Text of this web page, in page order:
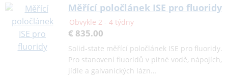
Měřící poločlánek ISE pro fluoridy
Obvykle 2 - 4 týdny
€ 835.00
Solid-state měřící poločlánek ISE pro fluoridy.
Pro stanovení fluoridů v pitné vodě, nápojích,
jídle a galvanických lázn…